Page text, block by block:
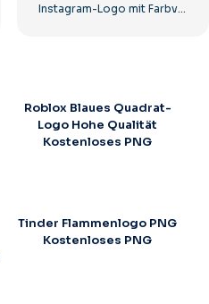
Instagram-Logo mit Farbverlauf eingekreist
Roblox Blaues Quadrat-
Logo Hohe Qualität
Kostenloses PNG
Tinder Flammenlogo PNG
Kostenloses PNG